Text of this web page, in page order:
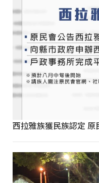
西拉雅族獲民族認定 原